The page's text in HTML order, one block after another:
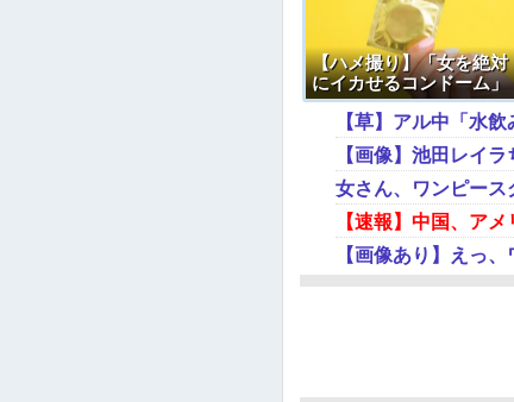
【ハメ撮り】「女を絶対
にイカせるコンドーム」
付けて挿入された女の反
応がエロすぎた…
【草】アル中「水
【画像】池田レイ
女さん、ワンピー
【速報】中国、ア
【画像あり】えっ